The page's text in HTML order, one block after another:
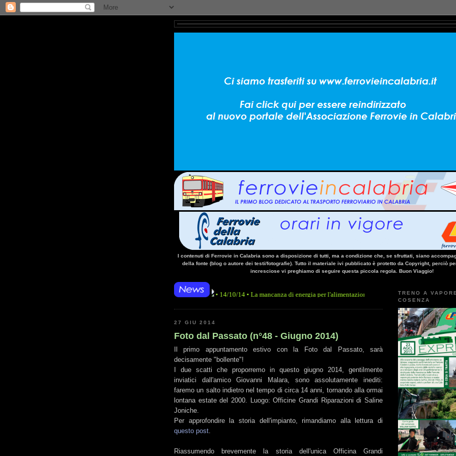
I contenuti di Ferrovie in Calabria sono a disposizione di tutti, ma a condizione che, se sfruttati, siano
della fonte (blog o autore dei testi/fotografie). Tutto il materiale ivi pubblicato è protetto da Copyright, perciò
incresciose vi preghiamo di seguire questa piccola regola. Buon Viaggio!
• 14/10/14 • La mancanza di energia per l'alimentazione elettrica, sulla linea Paola - Cosenza,
27 GIU 2014
Foto dal Passato (n°48 - Giugno 2014)
Il primo appuntamento estivo con la Foto dal Passato, sarà
decisamente "bollente"!
I due scatti che proporremo in questo giugno 2014, gentilmente
inviatici dall'amico Giovanni Malara, sono assolutamente inediti:
faremo un salto indietro nel tempo di circa 14 anni, tornando alla ormai
lontana estate del 2000. Luogo: Officine Grandi Riparazioni di Saline
Joniche.
Per approfondire la storia dell'impianto, rimandiamo alla lettura di
questo post
Riassumendo brevemente la storia dell'unica Officina Grandi
TRENO A
COSENZA